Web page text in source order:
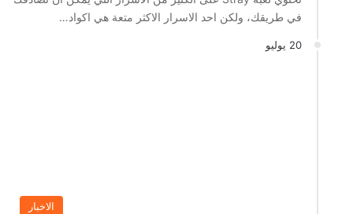
في طريقك، ولكن احد الاسرار الاكثر متعة هي اكواد…
20 يوليو
الاخبار